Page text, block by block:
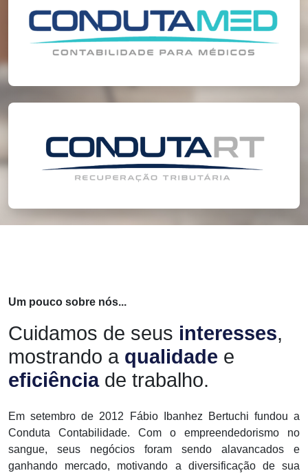
Um pouco sobre nós...
Cuidamos de seus interesses,
mostrando a qualidade e
eficiênciade trabalho.
Em setembro de 2012 Fábio Ibanhez Bertuchi fundou a
Conduta Contabilidade. Com o empreendedorismo no
sangue, seus negócios foram sendo alavancados e
ganhando mercado, motivando a diversificação de sua